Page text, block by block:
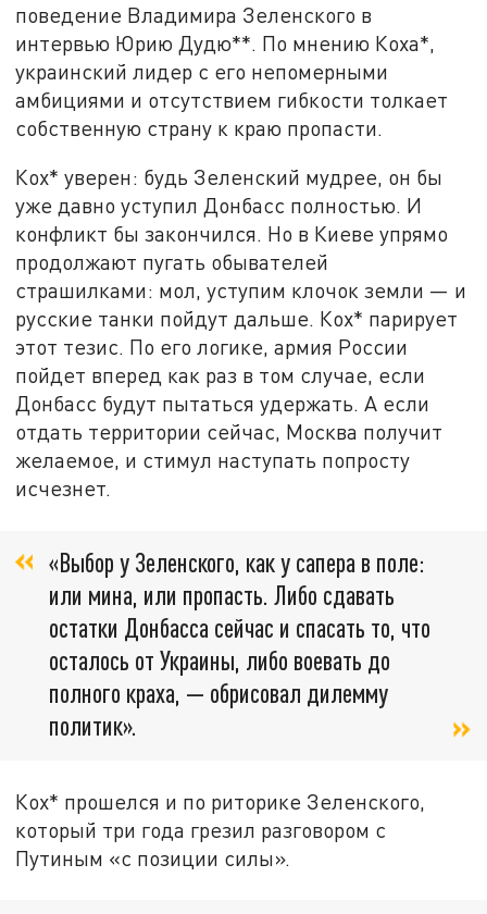
поведение Владимира Зеленского в
интервью Юрию Дудю**. По мнению Коха*,
украинский лидер с его непомерными
амбициями и отсутствием гибкости толкает
собственную страну к краю пропасти.
Кох* уверен: будь Зеленский мудрее, он бы
уже давно уступил Донбасс полностью. И
конфликт бы закончился. Но в Киеве упрямо
продолжают пугать обывателей
страшилками: мол, уступим клочок земли — и
русские танки пойдут дальше. Кох* парирует
этот тезис. По его логике, армия России
пойдет вперед как раз в том случае, если
Донбасс будут пытаться удержать. А если
отдать территории сейчас, Москва получит
желаемое, и стимул наступать попросту
исчезнет.
«Выбор у Зеленского, как у сапера в поле:
или мина, или пропасть. Либо сдавать
остатки Донбасса сейчас и спасать то, что
осталось от Украины, либо воевать до
полного краха, — обрисовал дилемму
политик».
Кох* прошелся и по риторике Зеленского,
который три года грезил разговором с
Путиным «с позиции силы».